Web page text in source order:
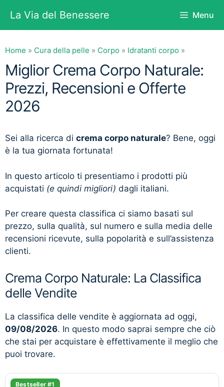
contenuto
La Via del Benessere Menu
Home » Cura della pelle » Corpo » Idratanti corpo »
Miglior Crema Corpo Naturale:
Prezzi, Recensioni e Offerte
2026
Sei alla ricerca di crema corpo naturale? Bene, oggi
è la tua giornata fortunata!
In questo articolo ti presentiamo i prodotti più
acquistati (e quindi migliori) dagli italiani.
Per creare questa classifica ci siamo basati sul
prezzo, sulla qualità, sul numero e sulla media delle
recensioni ricevute, sulla popolarità e sull’assistenza
clienti.
Crema Corpo Naturale: La Classifica
delle Vendite
La classifica delle vendite è aggiornata ad oggi,
09/08/2026. In questo modo saprai sempre che ciò
che stai per acquistare è effettivamente il meglio che
puoi trovare.
Bestseller #1